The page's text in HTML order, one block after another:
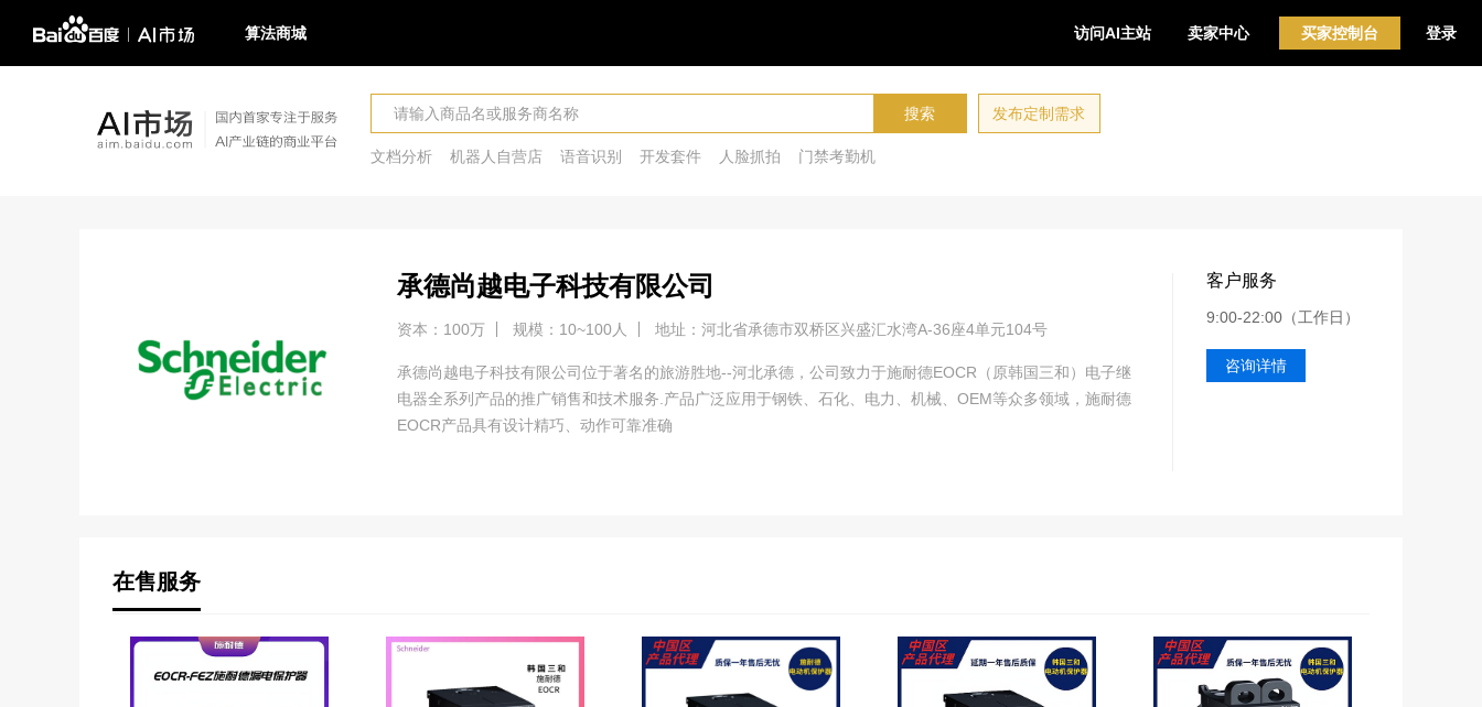
算法商城 访问AI主站 卖家中心 买家控制台 登录
搜索 发布定制需求
文档分析 机器人自营店 语音识别 开发套件 人脸抓拍 门禁考勤机
承德尚越电子科技有限公司
资本：100万 规模：10~100人 地址：河北省承德市双桥区兴盛汇水湾A-36座4单元104号
承德尚越电子科技有限公司位于著名的旅游胜地--河北承德，公司致力于施耐德EOCR（原韩国三和）电子继
电器全系列产品的推广销售和技术服务.产品广泛应用于钢铁、石化、电力、机械、OEM等众多领域，施耐德
EOCR产品具有设计精巧、动作可靠准确
客户服务
9:00-22:00（工作日）
咨询详情
在售服务